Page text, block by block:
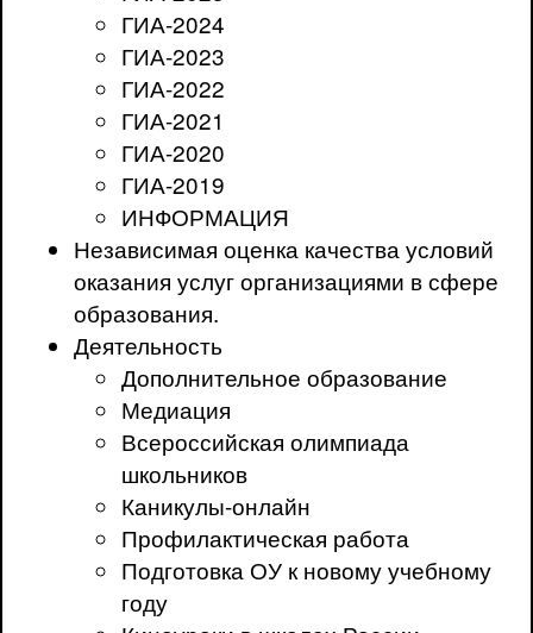
ГИА-2024
ГИА-2023
ГИА-2022
ГИА-2021
ГИА-2020
ГИА-2019
ИНФОРМАЦИЯ
Независимая оценка качества условий
оказания услуг организациями в сфере
образования.
Деятельность
Дополнительное образование
Медиация
Всероссийская олимпиада
школьников
Каникулы-онлайн
Профилактическая работа
Подготовка ОУ к новому учебному
году